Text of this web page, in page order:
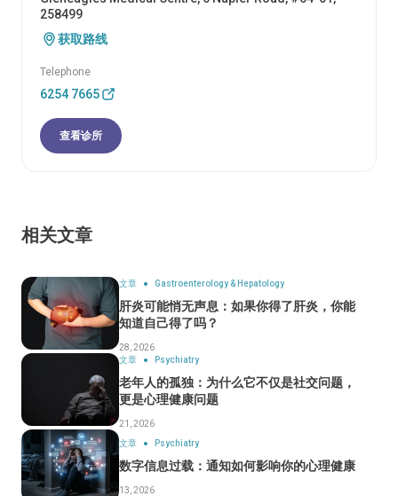
258499
获取路线
Telephone
6254 7665
查看诊所
相关文章
文章 Gastroenterology & Hepatology
肝炎可能悄无声息：如果你得了肝炎，你能
知道自己得了吗？
28, 2026
文章
Psychiatry
老年人的孤独：为什么它不仅是社交问题，
更是心理健康问题
21, 2026
文章
Psychiatry
数字信息过载：通知如何影响你的心理健康
13, 2026